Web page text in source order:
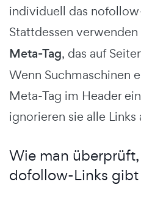
individuell das
Stattdessen verwenden
Meta-Tag, das auf
Wenn Suchmaschinen
Meta-Tag im Header
ignorieren sie alle Links
Wie man
dofollow-Links gibt